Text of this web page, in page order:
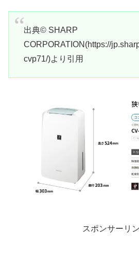
出典© SHARP
CORPORATION(https://
cvp71/)より引用
スポンサーリ